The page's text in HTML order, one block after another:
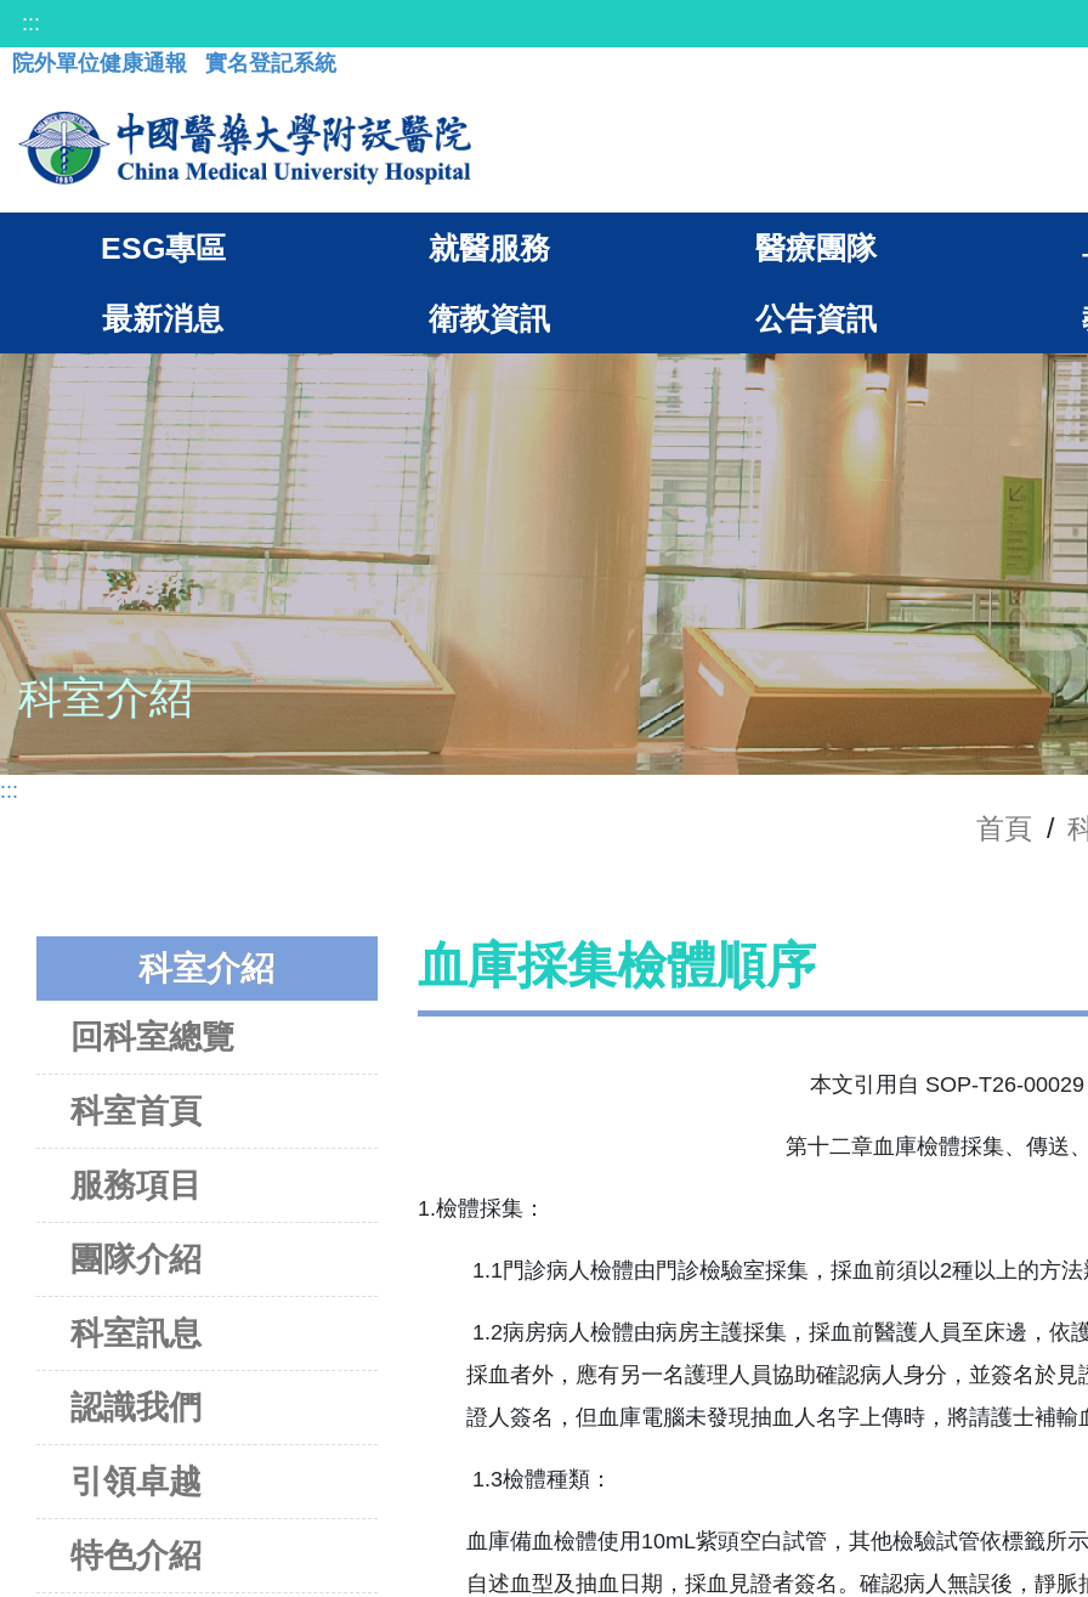
:::
院外單位健康通報
實名登記系統
ESG專區 就醫服務 醫療團隊
最新消息 衛教資訊 公告資訊
科室介紹
:::
首頁 /
科室介紹
回科室總覽
科室首頁
服務項目
團隊介紹
科室訊息
認識我們
引領卓越
特色介紹
血庫採集檢體順序
本文引用自 SOP-T26-
第十二章血庫檢體採集、傳送
1.檢體採集：
1.1門診病人檢體由門診檢驗室採集，採血前須以2種以上的方
1.2病房病人檢體由病房主護採集，採血前醫護人員至床邊，依
採血者外，應有另一名護理人員協助確認病人身分，並簽名於
證人簽名，但血庫電腦未發現抽血人名字上傳時，將請護士補輸
1.3檢體種類：
血庫備血檢體使用10mL紫頭空白試管，其他檢驗試管依標籤所
自述血型及抽血日期，採血見證者簽名。確認病人無誤後，靜脈